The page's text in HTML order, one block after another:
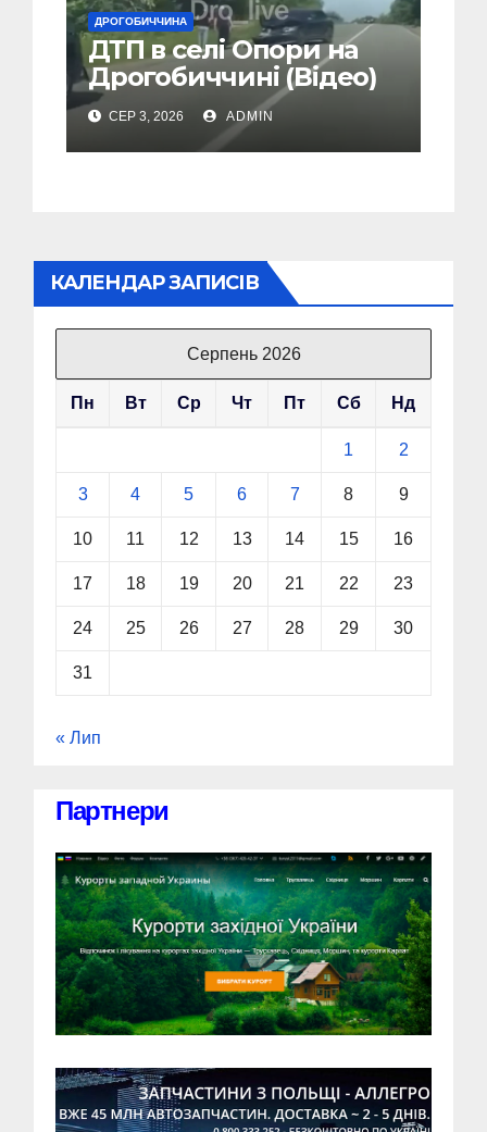
ДРОГОБИЧЧИНА
ДТП в селі Опори на
Дрогобиччині (Відео)
СЕР 3, 2026 ADMIN
КАЛЕНДАР ЗАПИСІВ
Серпень 2026
Пн Вт Ср Чт Пт Сб Нд
1 2
3 4 5 6 7 8 9
10 11 12 13 14 15 16
17 18 19 20 21 22 23
24 25 26 27 28 29 30
31
« Лип
Партнери